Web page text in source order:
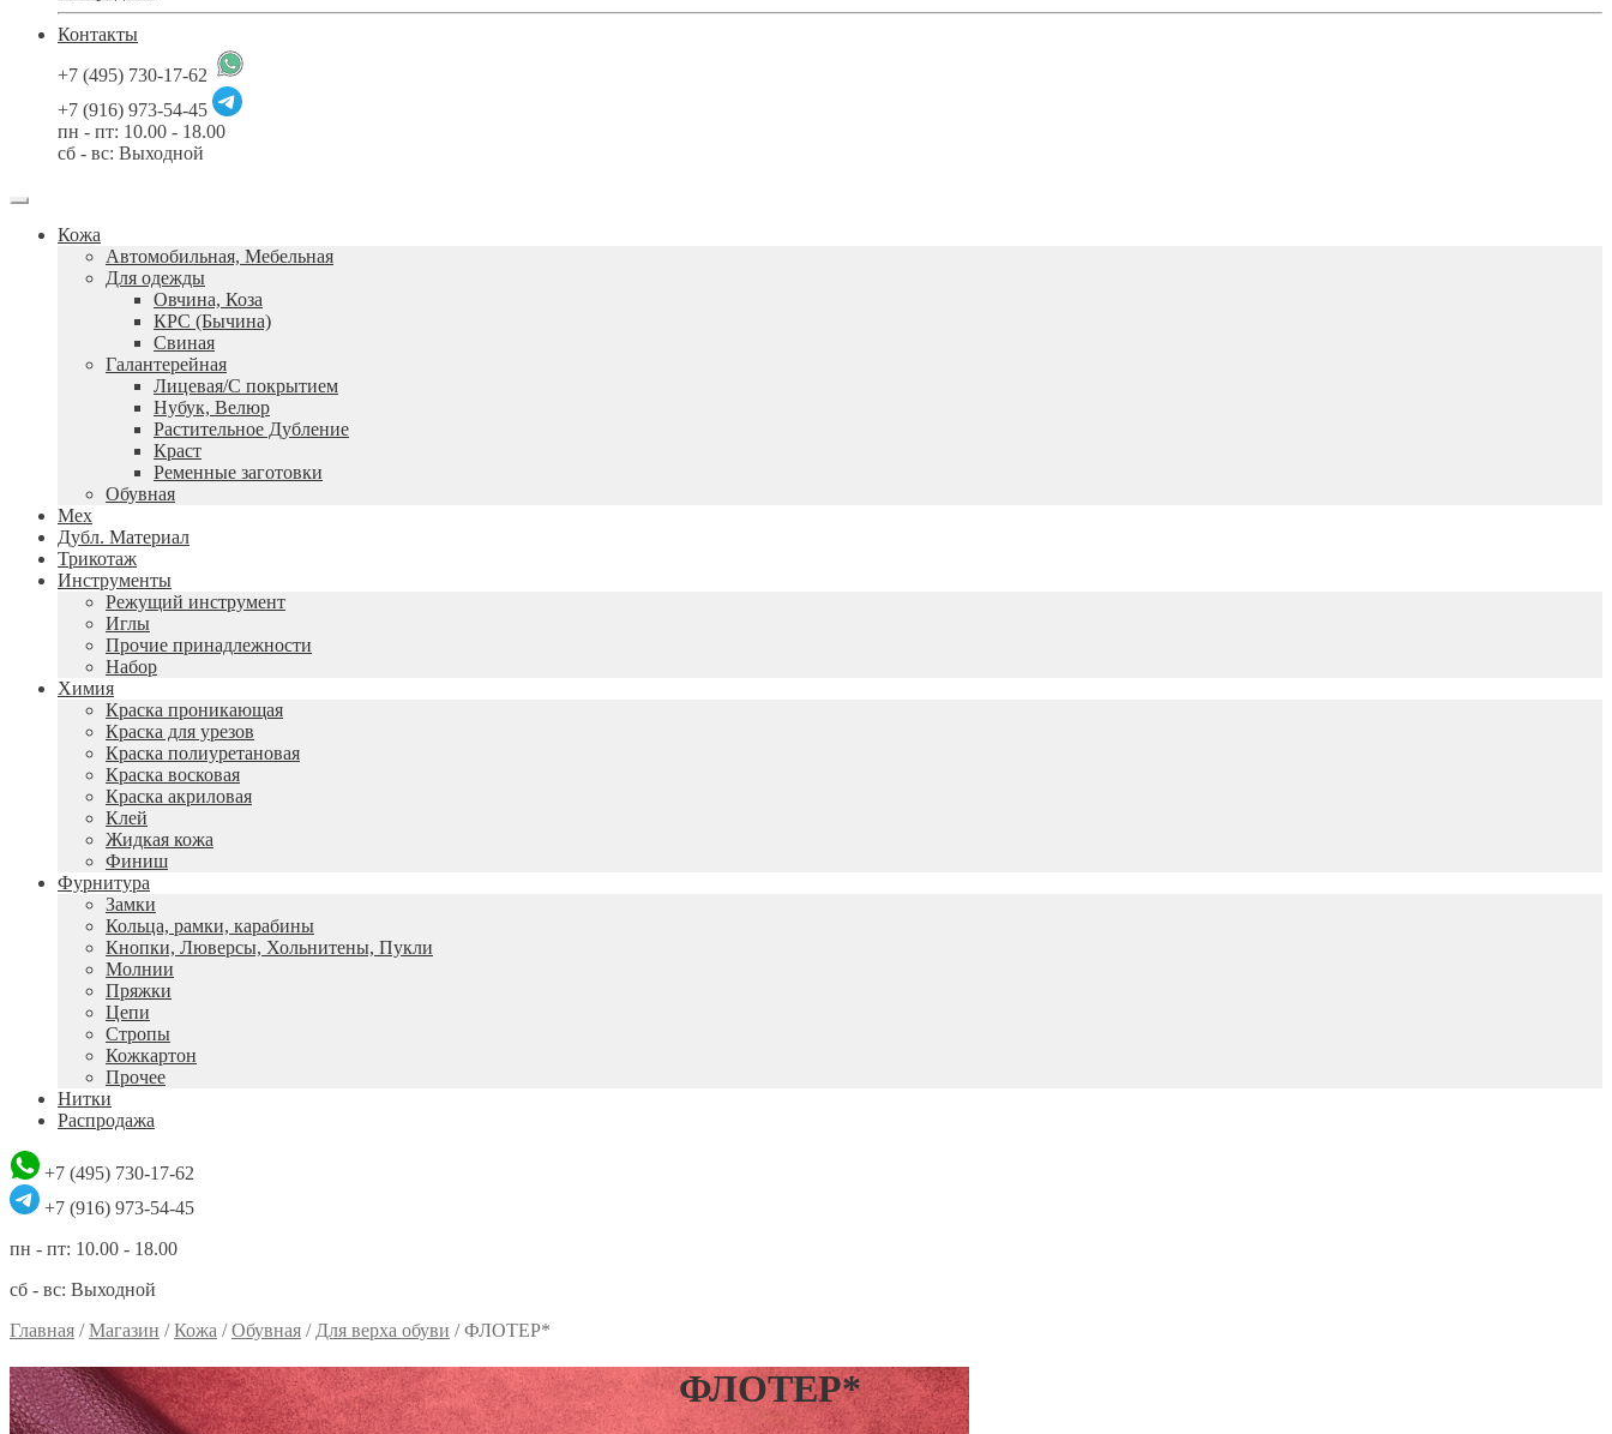
Контакты
+7 (495) 730-17-62
+7 (916) 973-54-45
пн - пт: 10.00 - 18.00
сб - вс: Выходной
Кожа
Автомобильная, Мебельная
Для одежды
Овчина, Коза
КРС (Бычина)
Свиная
Галантерейная
Лицевая/С покрытием
Нубук, Велюр
Растительное Дубление
Краст
Ременные заготовки
Обувная
Мех
Дубл. Материал
Трикотаж
Инструменты
Режущий инструмент
Иглы
Прочие принадлежности
Набор
Химия
Краска проникающая
Краска для урезов
Краска полиуретановая
Краска восковая
Краска акриловая
Клей
Жидкая кожа
Финиш
Фурнитура
Замки
Кольца, рамки, карабины
Кнопки, Люверсы, Хольнитены, Пукли
Молнии
Пряжки
Цепи
Стропы
Кожкартон
Прочее
Нитки
Распродажа
+7 (495) 730-17-62
+7 (916) 973-54-45
пн - пт: 10.00 - 18.00
сб - вс: Выходной
Главная /Магазин /Кожа /Обувная / Для верха обуви /ФЛОТЕР*
ФЛОТЕР*